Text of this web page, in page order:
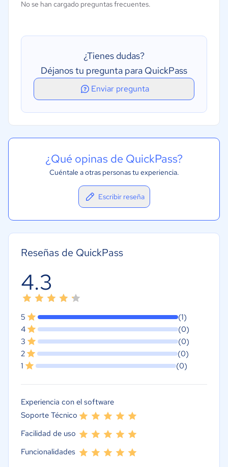
Seguimiento del tiempo
No se han cargado preguntas frecuentes.
¿Tienes dudas?
Déjanos tu pregunta para QuickPass
Enviar pregunta
¿Qué opinas de QuickPass?
Cuéntale a otras personas tu experiencia.
Escribir reseña
Reseñas de QuickPass
4.3
5
(1)
4
(0)
3
(0)
2
(0)
1
(0)
Experiencia con el software
Soporte Técnico
Facilidad de uso
Funcionalidades